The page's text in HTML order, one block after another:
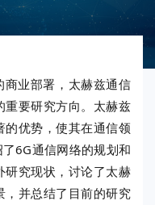
业部署，太赫兹通信
要研究方向。太赫兹
优势，使其在通信领
6G通信网络的规划和
研究现状，讨论了太赫
并总结了目前的研究